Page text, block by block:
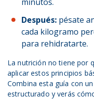
Después: pésate
cada kilogramo
para rehidratarte.
La nutrición no tiene por
aplicar estos principios
Combina esta guía con
estructurado y verás